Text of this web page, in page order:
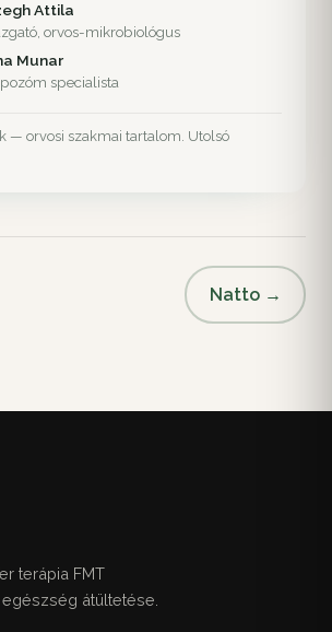
Attila
orvos-mikrobiológus
Munar
specialista
— orvosi szakmai tartalom. Utolsó
Natto →
terápia FMT
átültetése.